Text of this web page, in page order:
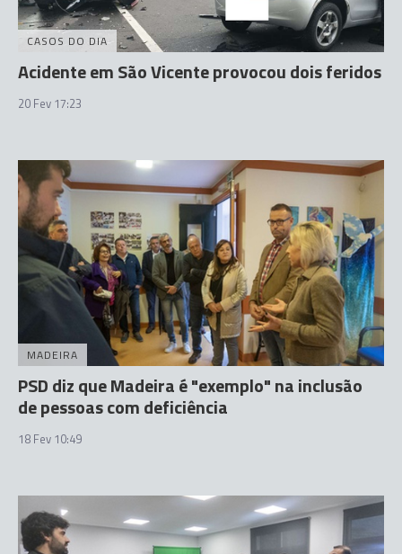
CASOS DO DIA
Acidente em São Vicente provocou dois feridos
20 Fev 17:23
MADEIRA
PSD diz que Madeira é "exemplo" na inclusão
de pessoas com deficiência
18 Fev 10:49